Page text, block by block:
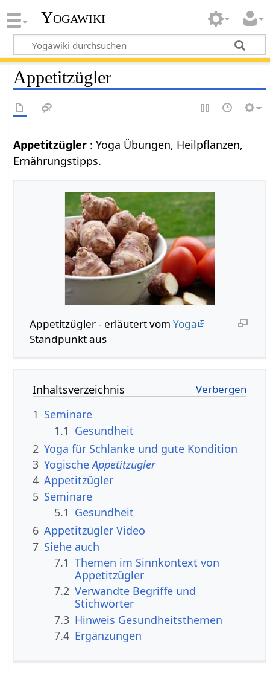
Yogawiki
Appetitzügler
Appetitzügler : Yoga Übungen, Heilpflanzen,
Ernährungstipps.
Appetitzügler - erläutert vom Yoga
Standpunkt aus
Inhaltsverzeichnis
1 Seminare
1.1 Gesundheit
2 Yoga für Schlanke und gute Kondition
3 YogischeAppetitzügler
4 Appetitzügler
5 Seminare
5.1 Gesundheit
6 Appetitzügler Video
7 Siehe auch
7.1 Themen im Sinnkontext von
Appetitzügler
7.2 Verwandte Begriffe und
Stichwörter
7.3 Hinweis Gesundheitsthemen
7.4 Ergänzungen